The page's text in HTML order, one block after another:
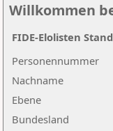
Willkommen
Nachname
Ebene
Personennummer
Bundesland
FIDE-Elolisten Stand